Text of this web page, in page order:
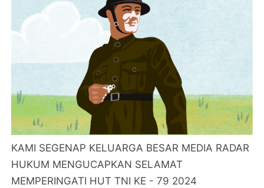
KAMI SEGENAP KELUARGA BESAR MEDIA RADAR
HUKUM MENGUCAPKAN SELAMAT
MEMPERINGATI HUT TNI KE - 79 2024